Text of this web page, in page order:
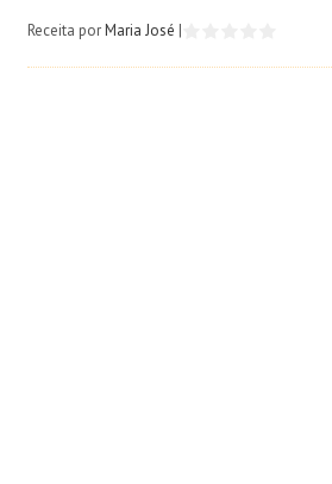
Receita porMaria José |